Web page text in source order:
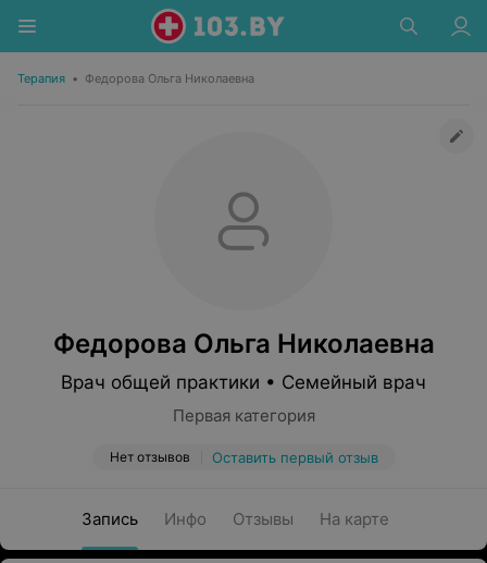
Терапия • Федорова Ольга Николаевна
Федорова Ольга Николаевна
Врач общей практики • Семейный врач
Первая категория
Нет отзывов Оставить первый отзыв
Запись Инфо Отзывы На карте